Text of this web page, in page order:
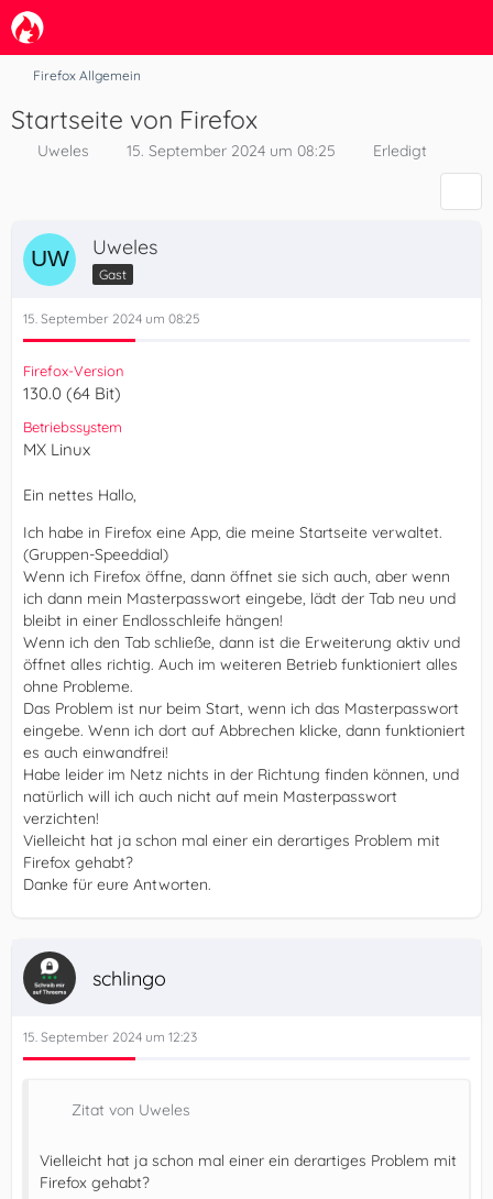
Firefox Allgemein
Startseite von Firefox
Uweles 15. September 2024 um 08:25 Erledigt
Uweles
Gast
15. September 2024 um 08:25
Firefox-Version
130.0 (64 Bit)
Betriebssystem
MX Linux
Ein nettes Hallo,
Ich habe in Firefox eine App, die meine Startseite verwaltet.
(Gruppen-Speeddial)
Wenn ich Firefox öffne, dann öffnet sie sich auch, aber wenn
ich dann mein Masterpasswort eingebe, lädt der Tab neu und
bleibt in einer Endlosschleife hängen!
Wenn ich den Tab schließe, dann ist die Erweiterung aktiv und
öffnet alles richtig. Auch im weiteren Betrieb funktioniert alles
ohne Probleme.
Das Problem ist nur beim Start, wenn ich das Masterpasswort
eingebe. Wenn ich dort auf Abbrechen klicke, dann funktioniert
es auch einwandfrei!
Habe leider im Netz nichts in der Richtung finden können, und
natürlich will ich auch nicht auf mein Masterpasswort
verzichten!
Vielleicht hat ja schon mal einer ein derartiges Problem mit
Firefox gehabt?
Danke für eure Antworten.
schlingo
15. September 2024 um 12:23
Zitat von Uweles
Vielleicht hat ja schon mal einer ein derartiges Problem mit
Firefox gehabt?